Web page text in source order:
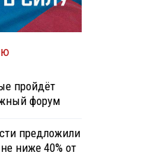
пройдёт
форум
предложили
ниже 40% от